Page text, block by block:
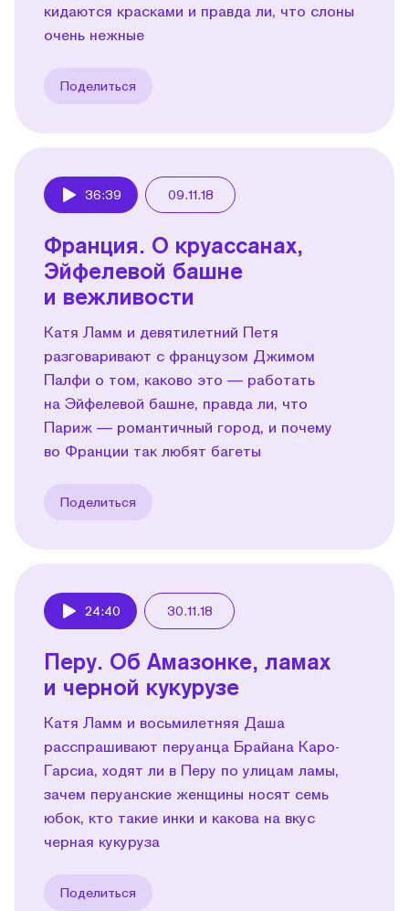
кидаются красками и правда ли, что слоны
очень нежные
Поделиться
36:39 09.11.18
Франция. О круассанах,
Эйфелевой башне
и вежливости
Катя Ламм и девятилетний Петя
разговаривают с французом Джимом
Палфи о том, каково это — работать
на Эйфелевой башне, правда ли, что
Париж — романтичный город, и почему
во Франции так любят багеты
Поделиться
24:40 30.11.18
Перу. Об Амазонке, ламах
и черной кукурузе
Катя Ламм и восьмилетняя Даша
расспрашивают перуанца Брайана Каро-
Гарсиа, ходят ли в Перу по улицам ламы,
зачем перуанские женщины носят семь
юбок, кто такие инки и какова на вкус
черная кукуруза
Поделиться